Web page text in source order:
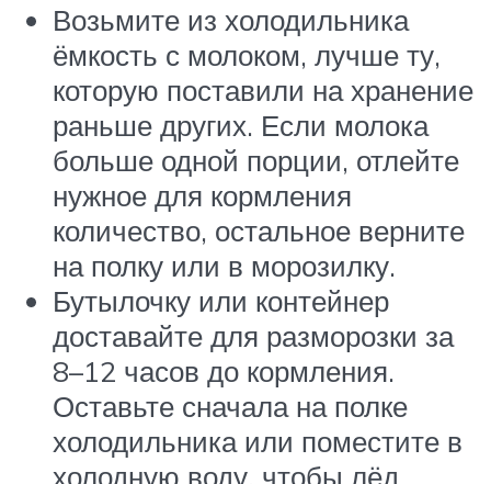
Возьмите из холодильника
ёмкость с молоком, лучше ту,
которую поставили на хранение
раньше других. Если молока
больше одной порции, отлейте
нужное для кормления
количество, остальное верните
на полку или в морозилку.
Бутылочку или контейнер
доставайте для разморозки за
8–12 часов до кормления.
Оставьте сначала на полке
холодильника или поместите в
холодную воду, чтобы лёд